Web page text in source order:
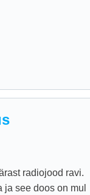
radiojood ravi.
see doos on mul